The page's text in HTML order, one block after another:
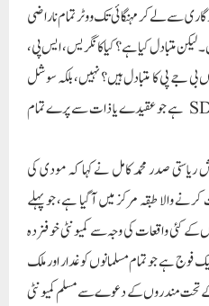
سے لے کر مہنگائی تک ووٹر تمام ناراضی
متبادل کیا ہے؟ کیا کانگریس، ایس پی،
بی جے پی کا متبادل ہیں؟ نہیں، بلکہ سوشل
ڈیموکریسی کے نظریے کی بنیاد پر، یہ SDPI ہے جو عقیدے یا ذات سے پرے تمام
صدر محمد کامل نے کہا کہ مودی کی
والا طبقہ مرکز میں آ گیا ہے، جو پہلے
کے کئی واقعات کی وجہ سے کمیونٹی خوفزدہ
فوج ہے جو تمام مسلمانوں کو غدار اور ملک
تحت مندروں کے دعوے سے مسلم کمیونٹی